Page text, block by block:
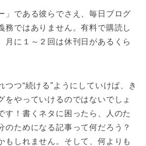
」である彼らでさえ、毎日ブログ
務ではありません。有料で購読し
月に１～２回は休刊日があるくら
つつ“続ける”ようにしていけば、き
をやっていけるのではないでしょ
す！書くネタに困ったら、人のた
のためになる記事って何だろう？
もしれません。そして、何よりも